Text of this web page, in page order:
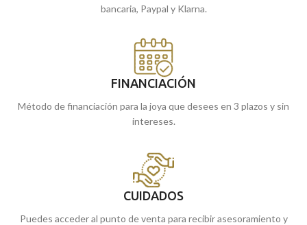
bancaria, Paypal y Klarna.
FINANCIACIÓN
Método de financiación para la joya que desees en 3 plazos y sin
intereses.
CUIDADOS
Puedes acceder al punto de venta para recibir asesoramiento y